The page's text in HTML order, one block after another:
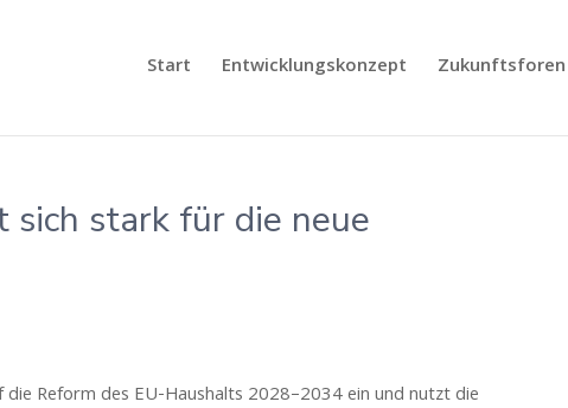
Start Entwicklungskonzept Zukunftsforen
stark für die neue
Reform des EU-Haushalts 2028–2034 ein und nutzt die